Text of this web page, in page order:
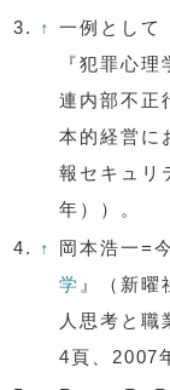
3.
↑ 一例として
『犯罪心
連内部不正
本的経営に
報セキュリ
年））。
4.
↑ 岡本浩一=
学 』（新曜
人思考と職
4頁、2007